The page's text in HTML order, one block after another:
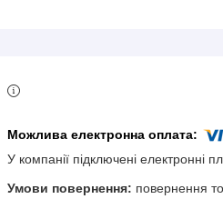
У компанії підключені електронні
повернення